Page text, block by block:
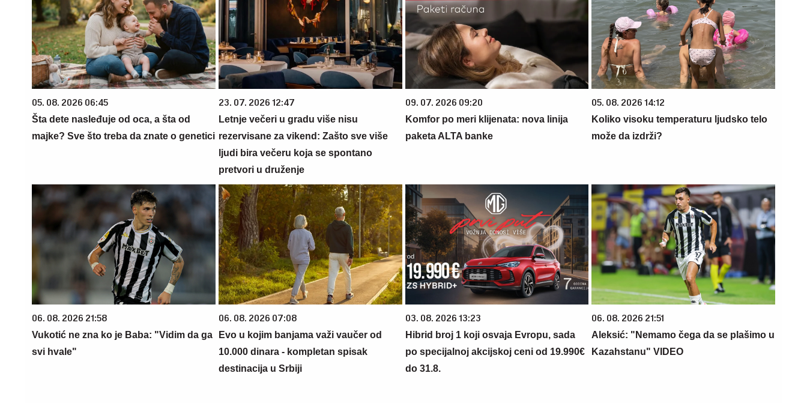
05. 08. 2026 06:45
Šta dete nasleđuje od oca, a šta od
majke? Sve što treba da znate o genetici
23. 07. 2026 12:47
Letnje večeri u gradu više nisu
rezervisane za vikend: Zašto sve više
ljudi bira večeru koja se spontano
pretvori u druženje
09. 07. 2026 09:20
Komfor po meri klijenata: nova linija
paketa ALTA banke
05. 08. 2026 14:12
Koliko visoku temperaturu ljudsko telo
može da izdrži?
06. 08. 2026 21:58
Vukotić ne zna ko je Baba: "Vidim da ga
svi hvale"
06. 08. 2026 07:08
Evo u kojim banjama važi vaučer od
10.000 dinara - kompletan spisak
destinacija u Srbiji
03. 08. 2026 13:23
Hibrid broj 1 koji osvaja Evropu, sada
po specijalnoj akcijskoj ceni od 19.990€
do 31.8.
06. 08. 2026 21:51
Aleksić: "Nemamo čega da se plašimo u
Kazahstanu" VIDEO